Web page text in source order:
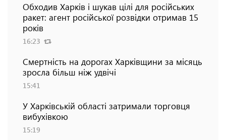
Обходив Харків і шукав цілі для російських
ракет: агент російської розвідки отримав 15
років
16:23
Смертність на дорогах Харківщини за місяць
зросла більш ніж удвічі
15:41
У Харківській області затримали торговця
вибухівкою
15:19